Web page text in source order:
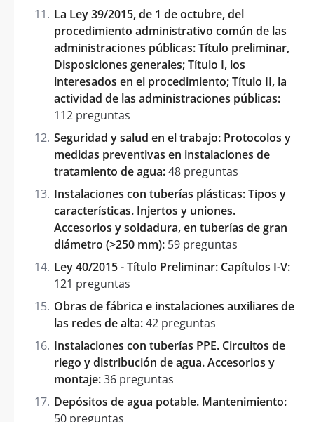
La Ley 39/2015, de 1 de octubre, del
procedimiento administrativo común de las
administraciones públicas: Título preliminar,
Disposiciones generales; Título I, los
interesados en el procedimiento; Título II, la
actividad de las administraciones públicas:
112 preguntas
Seguridad y salud en el trabajo: Protocolos y
medidas preventivas en instalaciones de
tratamiento de agua:48 preguntas
Instalaciones con tuberías plásticas: Tipos y
características. Injertos y uniones.
Accesorios y soldadura, en tuberías de gran
diámetro (>250 mm): 59 preguntas
Ley 40/2015 - Título Preliminar: Capítulos I-V:
121 preguntas
Obras de fábrica e instalaciones auxiliares de
las redes de alta:42 preguntas
Instalaciones con tuberías PPE. Circuitos de
riego y distribución de agua. Accesorios y
montaje:36 preguntas
Depósitos de agua potable. Mantenimiento:
50 preguntas